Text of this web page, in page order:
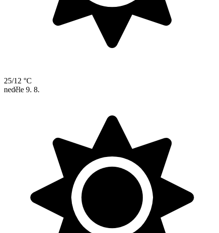
25/12 °C
neděle 9. 8.